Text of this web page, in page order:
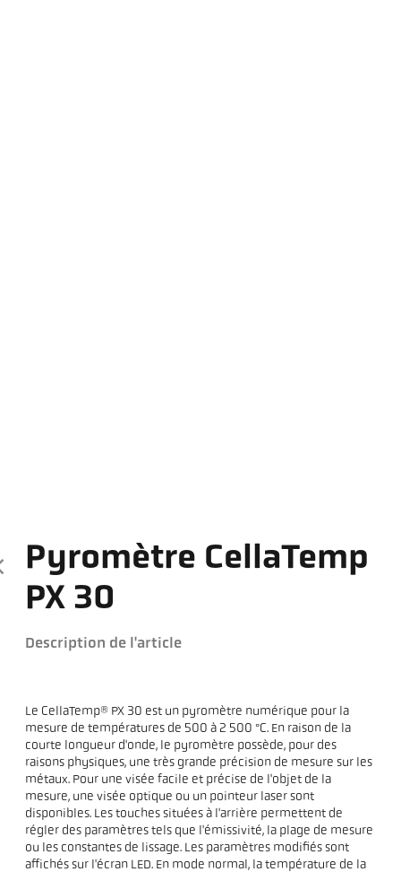
Pyromètre CellaTemp
PX 30
Description de l'article
Le CellaTemp® PX 30 est un pyromètre numérique pour la
mesure de températures de 500 à 2 500 °C. En raison de la
courte longueur d'onde, le pyromètre possède, pour des
raisons physiques, une très grande précision de mesure sur les
métaux. Pour une visée facile et précise de l'objet de la
mesure, une visée optique ou un pointeur laser sont
disponibles. Les touches situées à l'arrière permettent de
régler des paramètres tels que l'émissivité, la plage de mesure
ou les constantes de lissage. Les paramètres modifiés sont
affichés sur l'écran LED. En mode normal, la température de la